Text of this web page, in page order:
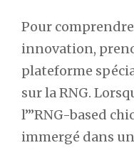
Pour
innovation,
plateforme
sur la RNG.
l’”RNG-based
immergé dans